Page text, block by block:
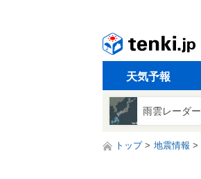
天気予報
雨雲レーダー
トップ 地震情報